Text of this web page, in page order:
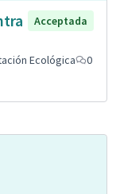
Acceptada
Ecológica
0